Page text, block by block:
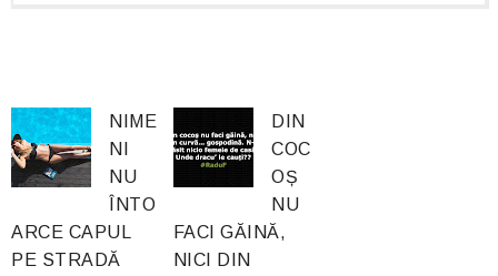
NIME
NI
NU
ÎNTO
ARCE CAPUL
PE STRADĂ
DIN
COC
OȘ
NU
FACI GĂINĂ,
NICI DIN